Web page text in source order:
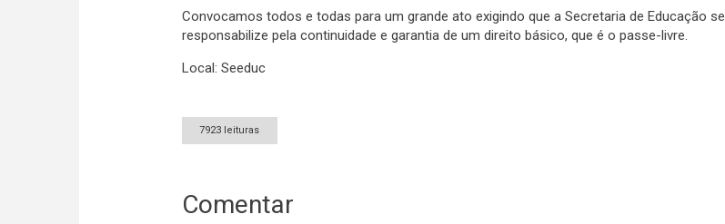
Convocamos todos e todas para um grande ato exigindo que a Secretaria de Educação se
responsabilize pela continuidade e garantia de um direito básico, que é o passe-livre.
Local: Seeduc
7923 leituras
Comentar